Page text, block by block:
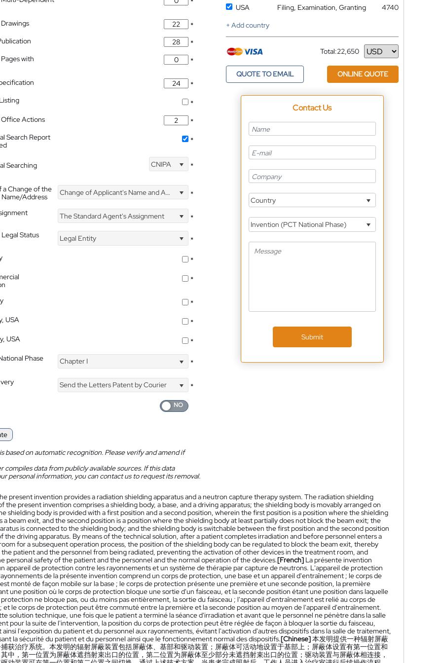
*
*
with
*
*
*
Actions
*
Search Report
*
Searching CNIPA *
a Change of the
Address
Change of Applicant's Name and Address *
The Standard Agent's Assignment
*
Status
Legal Entity
*
*
*
*
USA
*
USA
*
Phase
Chapter I *
Send the Letters Patent by Courier *
based on automatic recognition. Please verify and amend if
compiles data from publicly available sources. If this data
personal information, you can contact us to request its removal.
USA Filing, Examination, Granting
4740
+ Add country
Total:22,650
Currency
QUOTE TO EMAIL ONLINE QUOTE
Contact Us
Country
Invention (PCT National Phase)
Submit
present invention provides a radiation shielding apparatus and a neutron capture therapy system. The radiation shielding
the present invention comprises a shielding body, a base, and a driving apparatus; the shielding body is movably arranged on
shielding body is provided with a first position and a second position, wherein the first position is a position where the shielding
a beam exit, and the second position is a position where the shielding body at least partially does not block the beam exit; the
is connected to the shielding body; and the shielding body is switchable between the first position and the second position
the driving apparatus. By means of the technical solution, after a patient completes irradiation and before personnel enters a
for a subsequent operation process, the position of the shielding body can be regulated to block the beam exit, thereby
patient and the personnel from being radiated, preventing the activation of other devices in the treatment room, and
personal safety of the patient and the personnel and the normal operation of the devices.[French] La présente invention
appareil de protection contre les rayonnements et un système de thérapie par capture de neutrons. L'appareil de protection
de la présente invention comprend un corps de protection, une base et un appareil d'entraînement ; le corps de
monté de façon mobile sur la base ; le corps de protection présente une première et une seconde position, la première
une position où le corps de protection bloque une sortie d'un faisceau, et la seconde position étant une position dans laquelle
ne bloque pas, ou du moins pas entièrement, la sortie du faisceau ; l'appareil d'entraînement est relié au corps de
et le corps de protection peut être commuté entre la première et la seconde position au moyen de l'appareil d'entraînement.
solution technique, une fois que le patient a terminé la séance d'irradiation et avant que le personnel ne pénètre dans la salle
pour la suite de l'intervention, la position du corps de protection peut être réglée de façon à bloquer la sortie du faisceau,
ainsi l'exposition du patient et du personnel aux rayonnements, évitant l'activation d'autres dispositifs dans la salle de traitement,
la sécurité du patient et du personnel ainsi que le fonctionnement normal des dispositifs.[Chinese]本发明提供一种辐射屏蔽
获治疗系统。本发明的辐射屏蔽装置包括屏蔽体、基部和驱动装置；屏蔽体可活动地设置于基部上；屏蔽体设置有第一位置和
中，第一位置为屏蔽体遮挡射束出口的位置，第二位置为屏蔽体至少部分未遮挡射束出口的位置；驱动装置与屏蔽体相连接，